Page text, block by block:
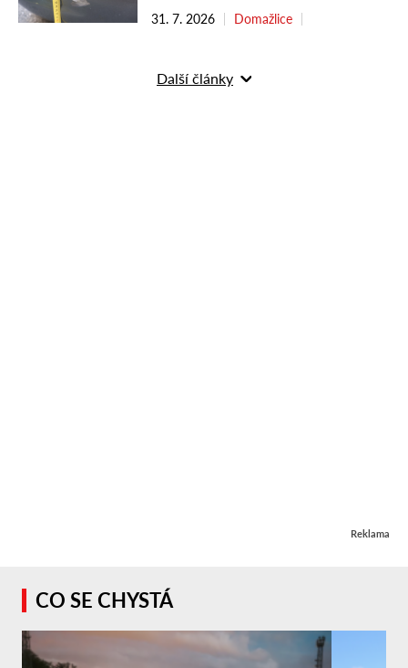
31. 7. 2026 Domažlice
Další články
Reklama
CO SE CHYSTÁ